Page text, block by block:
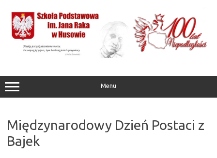
treści
Menu
Międzynarodowy Dzień Postaci z
Bajek